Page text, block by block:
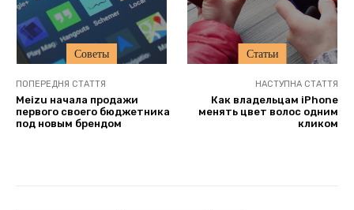
Советы Статьи
ПОПЕРЕДНЯ СТАТТЯ
Meizu начала продажи
первого своего бюджетника
под новым брендом
НАСТУПНА СТАТТЯ
Как владельцам iPhone
менять цвет волос одним
кликом